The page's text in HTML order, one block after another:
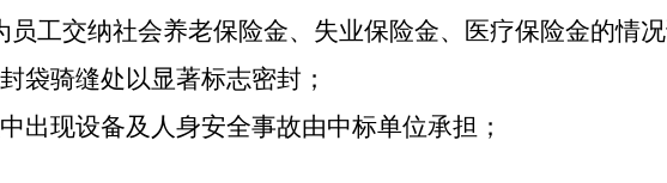
员工交纳社会养老保险金、失业保险金、医疗保险金的情
袋骑缝处以显著标志密封；
出现设备及人身安全事故由中标单位承担；